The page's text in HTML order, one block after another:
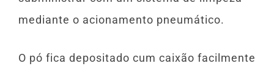
mediante o acionamento pneumático.
O pó fica depositado cum caixão facilmente